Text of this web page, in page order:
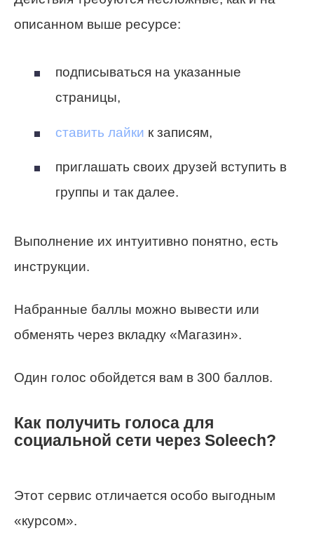
описанном выше ресурсе:
подписываться на указанные
страницы,
ставить лайки к записям,
приглашать своих друзей вступить в
группы и так далее.
Выполнение их интуитивно понятно, есть
инструкции.
Набранные баллы можно вывести или
обменять через вкладку «Магазин».
Один голос обойдется вам в 300 баллов.
Как получить голоса для
социальной сети через Soleech?
Этот сервис отличается особо выгодным
«курсом».